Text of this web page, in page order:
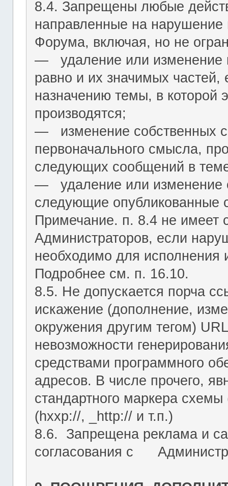
8.4. Запрещены любые
направленные на
Форума, включая, но не
― удаление или изменение
равно и их значимых частей,
назначению темы, в которой
производятся;
― изменение собственных
первоначального смысла,
следующих сообщений в
― удаление или изменение
следующие
Примечание. п. 8.4 не имеет
Администраторов, если
необходимо для исполнения
Подробнее см. п. 16.10.
8.5. Не допускается порча
искажение (дополнение,
окружения другим тегом)
невозможности
средствами программного
адресов. В числе прочего,
стандартного маркера
(hxxp://, _http:// и т.п.)
8.6. Запрещена реклама и
согласования с